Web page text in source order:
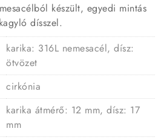
készült, egyedi mintás
dísszel.
karika: 316L nemesacél, dísz:
ötvözet
cirkónia
karika átmérő: 12 mm, dísz: 17
mm